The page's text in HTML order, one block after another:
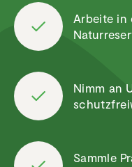
Arbeite in
Nimm an
Sammle